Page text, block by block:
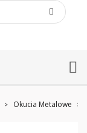
Okucia Metalowe